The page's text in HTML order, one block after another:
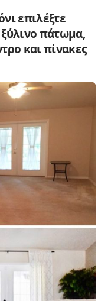
επιλέξτε
πάτωμα,
και πίνακες